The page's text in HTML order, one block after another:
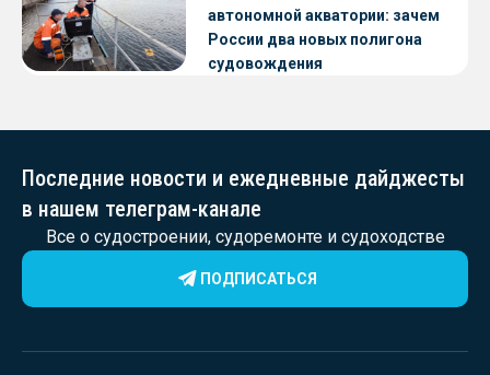
автономной акватории: зачем
России два новых полигона
судовождения
Последние новости и ежедневные дайджесты
в нашем телеграм-канале
Все о судостроении, судоремонте и судоходстве
ПОДПИСАТЬСЯ